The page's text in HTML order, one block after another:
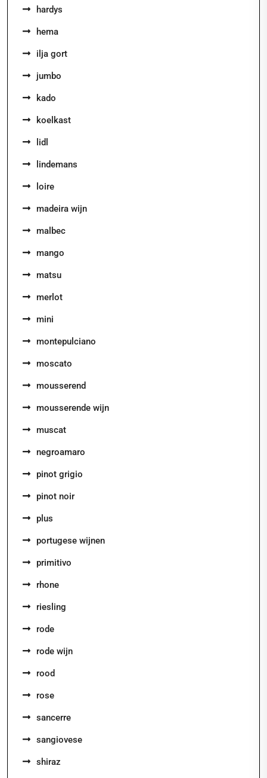
hardys
hema
ilja gort
jumbo
kado
koelkast
lidl
lindemans
loire
madeira wijn
malbec
mango
matsu
merlot
mini
montepulciano
moscato
mousserend
mousserende wijn
muscat
negroamaro
pinot grigio
pinot noir
plus
portugese wijnen
primitivo
rhone
riesling
rode
rode wijn
rood
rose
sancerre
sangiovese
shiraz